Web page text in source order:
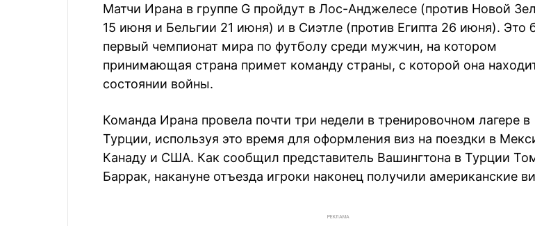
Матчи Ирана в группе G пройдут в Лос-Анджелесе (против Новой
15 июня и Бельгии 21 июня) и в Сиэтле (против Египта 26 июня). Это
первый чемпионат мира по футболу среди мужчин, на котором
принимающая страна примет команду страны, с которой она
состоянии войны.
Команда Ирана провела почти три недели в тренировочном лагере в
Турции, используя это время для оформления виз на поездки в
Канаду и США. Как сообщил представитель Вашингтона в Турции
Баррак, накануне отъезда игроки наконец получили американские
РЕКЛАМА